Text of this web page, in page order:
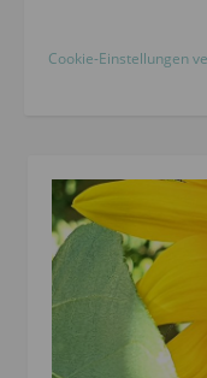
Cookie-Einstellungen